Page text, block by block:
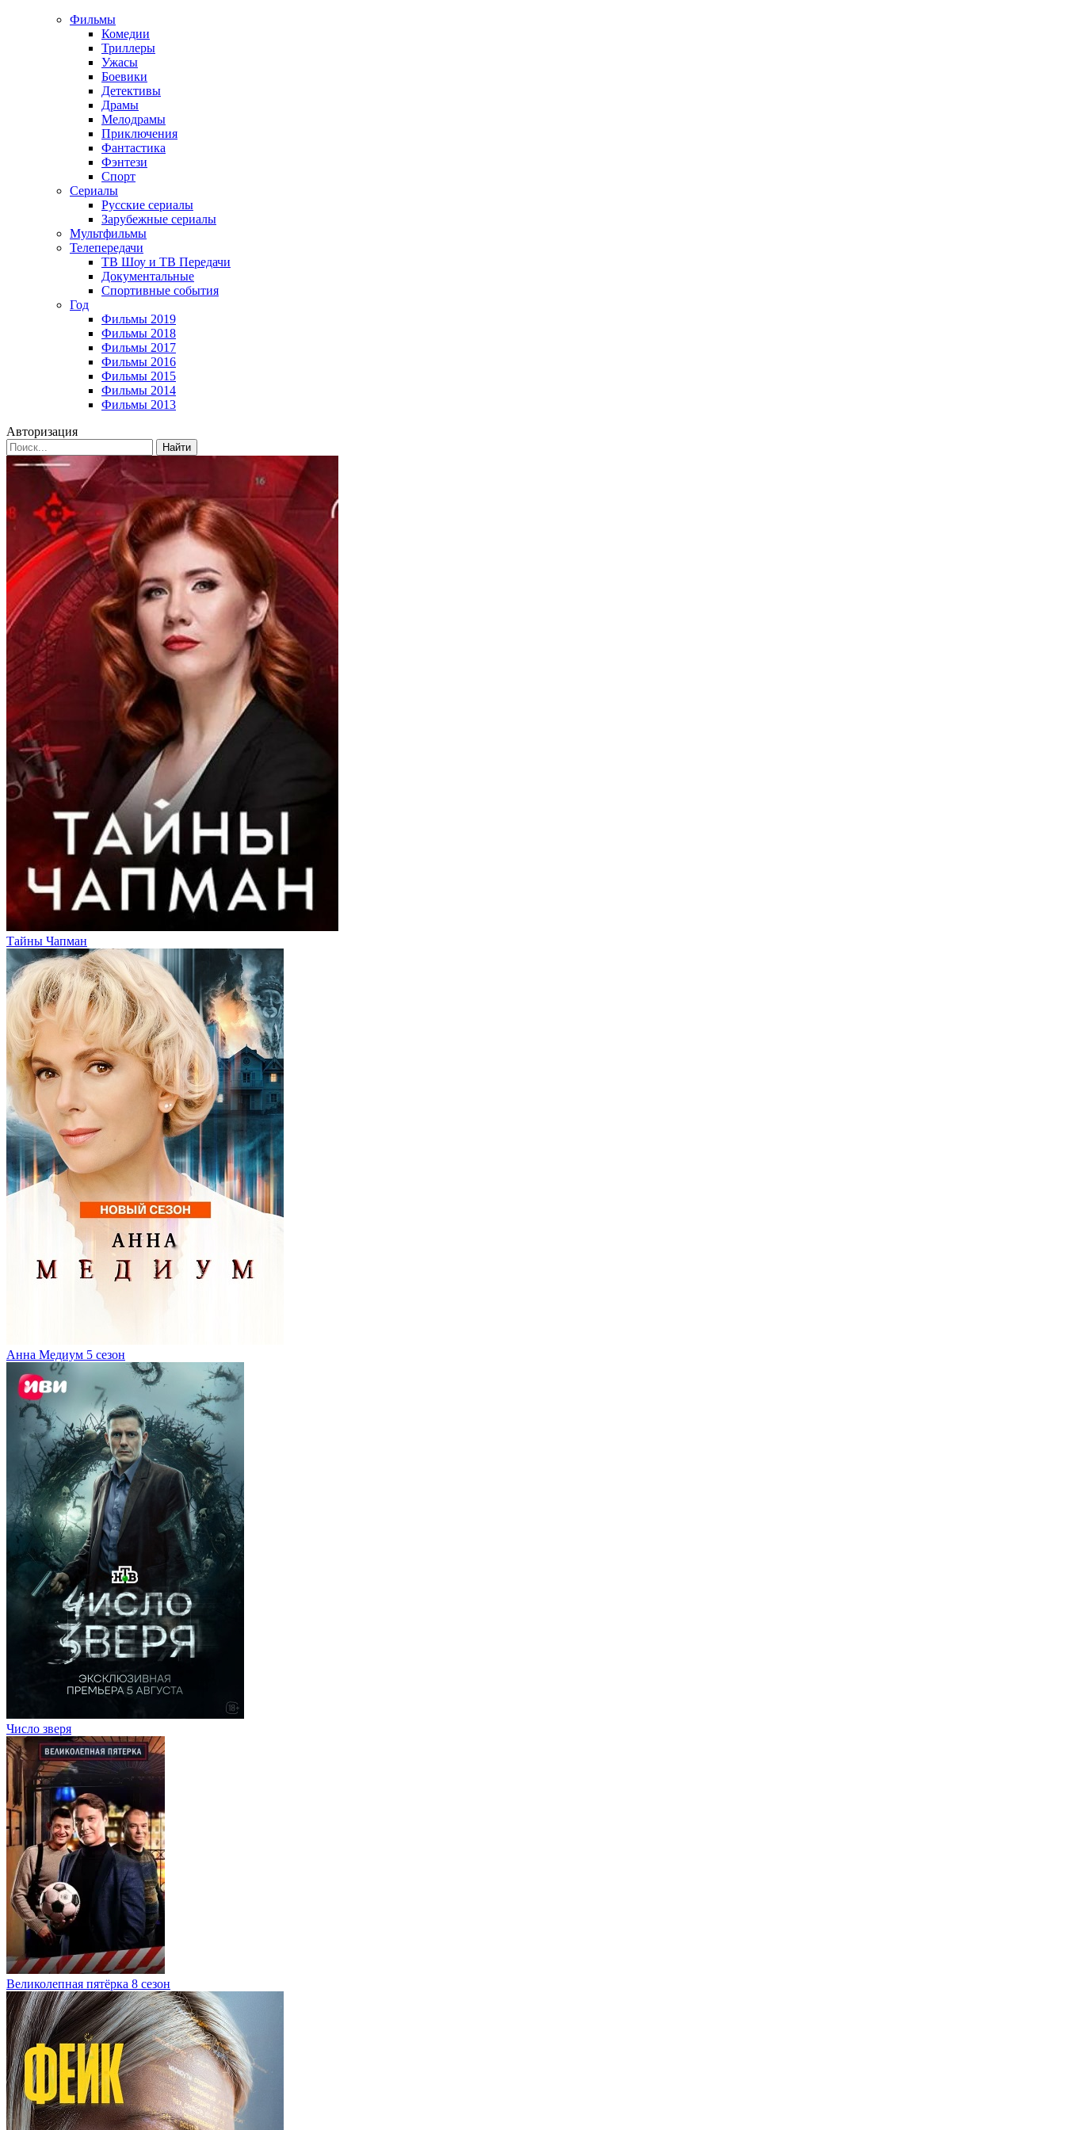
Фильмы
Комедии
Триллеры
Ужасы
Боевики
Детективы
Драмы
Мелодрамы
Приключения
Фантастика
Фэнтези
Спорт
Сериалы
Русские сериалы
Зарубежные сериалы
Мультфильмы
Телепередачи
ТВ Шоу и ТВ Передачи
Документальные
Спортивные события
Год
Фильмы 2019
Фильмы 2018
Фильмы 2017
Фильмы 2016
Фильмы 2015
Фильмы 2014
Фильмы 2013
Авторизация
Найти
Тайны Чапман
Анна Медиум 5 сезон
Число зверя
Великолепная пятёрка 8 сезон